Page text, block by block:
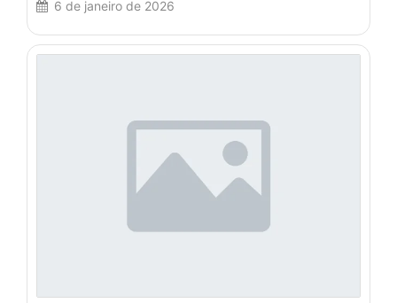
6 de janeiro de 2026